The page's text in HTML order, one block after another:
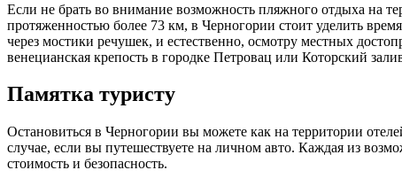
Если не брать во внимание возможность пляжного отдыха на
протяженностью более 73 км, в Черногории стоит уделить
через мостики речушек, и естественно, осмотру местных
венецианская крепость в городке Петровац или Которский
Памятка туристу
Остановиться в Черногории вы можете как на территории
случае, если вы путешествуете на личном авто. Каждая из
стоимость и безопасность.